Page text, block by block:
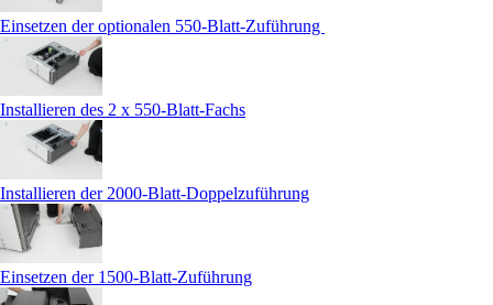
Einsetzen der optionalen 550‑Blatt-Zuführung
Installieren des 2 x 550-Blatt-Fachs
Installieren der 2000-Blatt-Doppelzuführung
Einsetzen der 1500-Blatt-Zuführung